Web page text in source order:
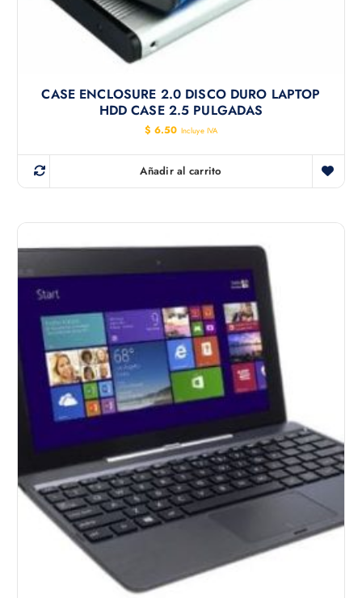
CASE ENCLOSURE 2.0 DISCO DURO LAPTOP
HDD CASE 2.5 PULGADAS
$ 6.50 Incluye IVA
Añadir al carrito